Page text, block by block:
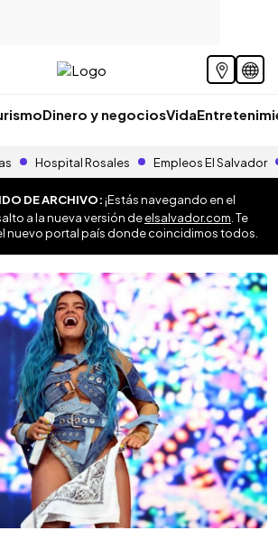
Dinero y negociosVida
Hospital Rosales Empleos El Salvador
DE ARCHIVO:¡Estás navegando en el
a la nueva versión deelsalvador.com . Te
nuevo portal país donde coincidimos todos.